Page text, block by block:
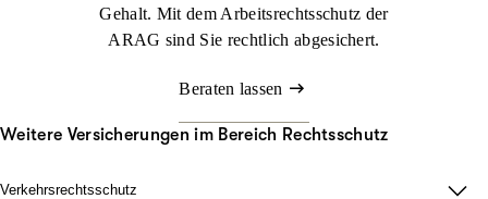
Gehalt. Mit dem Arbeitsrechtsschutz der
ARAG sind Sie rechtlich abgesichert.
Beraten lassen
Weitere Versicherungen im Bereich Rechtsschutz
Verkehrsrechtsschutz